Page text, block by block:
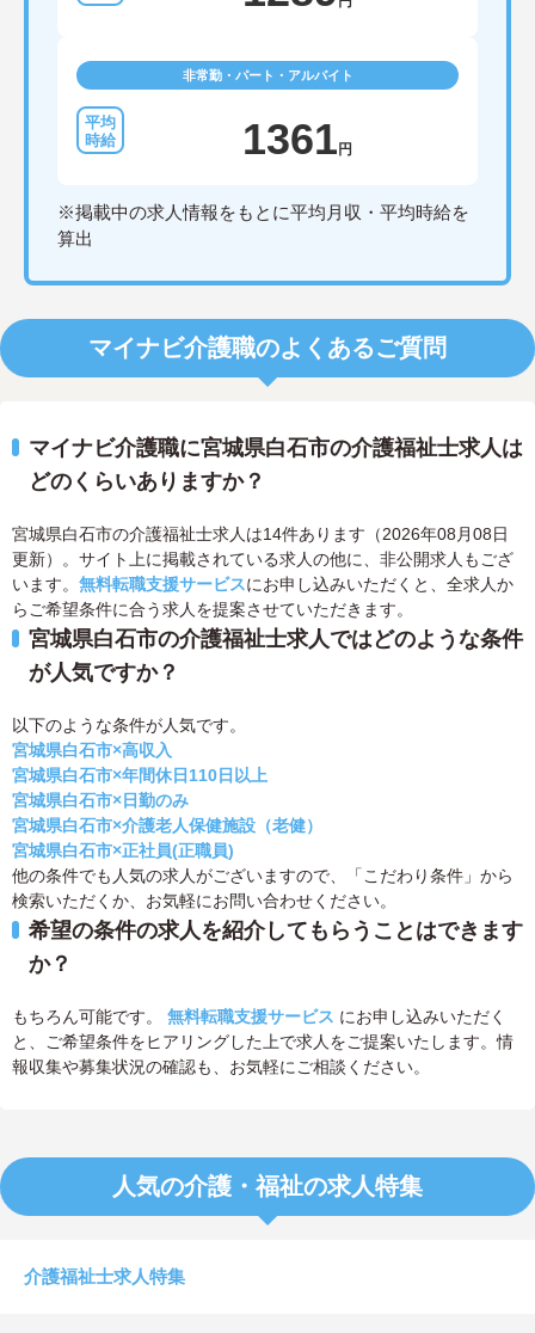
非常勤・パート・アルバイト
1361円
※掲載中の求人情報をもとに平均月収・平均時給を
算出
マイナビ介護職のよくあるご質問
マイナビ介護職に宮城県白石市の介護福祉士求人は
どのくらいありますか？
宮城県白石市の介護福祉士求人は14件あります（2026年08月08日
更新）。サイト上に掲載されている求人の他に、非公開求人もござ
います。 無料転職支援サービスにお申し込みいただくと、全求人か
らご希望条件に合う求人を提案させていただきます。
宮城県白石市の介護福祉士求人ではどのような条件
が人気ですか？
以下のような条件が人気です。
宮城県白石市×高収入
宮城県白石市×年間休日110日以上
宮城県白石市×日勤のみ
宮城県白石市×介護老人保健施設（老健）
宮城県白石市×正社員(正職員)
他の条件でも人気の求人がございますので、「こだわり条件」から
検索いただくか、お気軽にお問い合わせください。
希望の条件の求人を紹介してもらうことはできます
か？
もちろん可能です。 無料転職支援サービス にお申し込みいただく
と、ご希望条件をヒアリングした上で求人をご提案いたします。情
報収集や募集状況の確認も、お気軽にご相談ください。
人気の介護・福祉の求人特集
介護福祉士求人特集